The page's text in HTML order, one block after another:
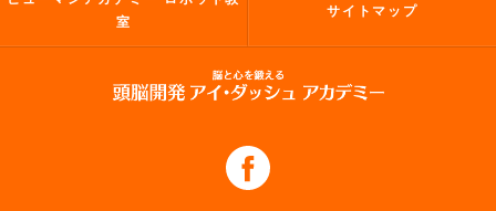
室
サイトマップ